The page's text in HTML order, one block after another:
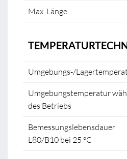
Max. Länge
Umgebungs-/
Umgebungstemperatur
des Betriebs
Bemessungslebensdauer
L80/B10 bei 25 °C